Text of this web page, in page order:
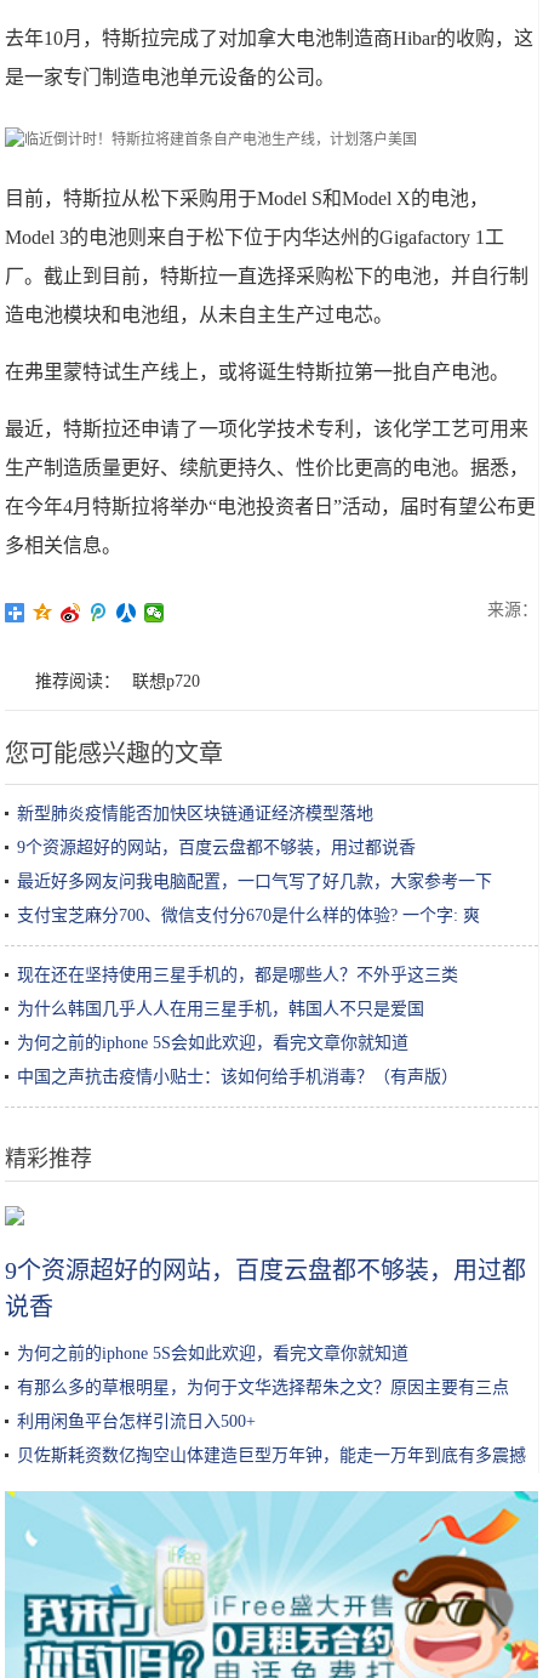
去年10月，特斯拉完成了对加拿大电池制造商Hibar的收购，这
是一家专门制造电池单元设备的公司。
目前，特斯拉从松下采购用于Model S和Model X的电池，
Model 3的电池则来自于松下位于内华达州的Gigafactory 1工
厂。截止到目前，特斯拉一直选择采购松下的电池，并自行制
造电池模块和电池组，从未自主生产过电芯。
在弗里蒙特试生产线上，或将诞生特斯拉第一批自产电池。
最近，特斯拉还申请了一项化学技术专利，该化学工艺可用来
生产制造质量更好、续航更持久、性价比更高的电池。据悉，
在今年4月特斯拉将举办“电池投资者日”活动，届时有望公布更
多相关信息。
来源：
推荐阅读： 联想p720
您可能感兴趣的文章
新型肺炎疫情能否加快区块链通证经济模型落地
9个资源超好的网站，百度云盘都不够装，用过都说香
最近好多网友问我电脑配置，一口气写了好几款，大家参考一下
支付宝芝麻分700、微信支付分670是什么样的体验? 一个字: 爽
现在还在坚持使用三星手机的，都是哪些人？不外乎这三类
为什么韩国几乎人人在用三星手机，韩国人不只是爱国
为何之前的iphone 5S会如此欢迎，看完文章你就知道
中国之声抗击疫情小贴士：该如何给手机消毒？（有声版）
精彩推荐
9个资源超好的网站，百度云盘都不够装，用过都
说香
为何之前的iphone 5S会如此欢迎，看完文章你就知道
有那么多的草根明星，为何于文华选择帮朱之文？原因主要有三点
利用闲鱼平台怎样引流日入500+
贝佐斯耗资数亿掏空山体建造巨型万年钟，能走一万年到底有多震撼